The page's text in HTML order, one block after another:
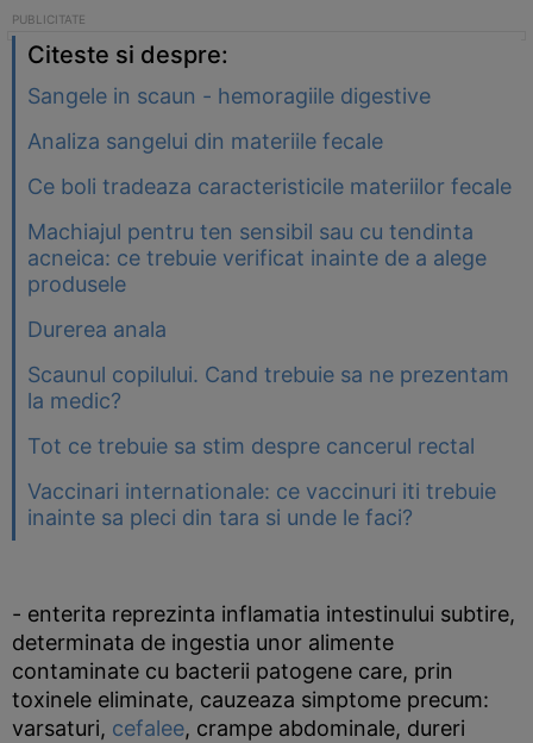
Citeste si despre:
Sangele in scaun - hemoragiile digestive
Analiza sangelui din materiile fecale
Ce boli tradeaza caracteristicile materiilor fecale
Machiajul pentru ten sensibil sau cu tendinta
acneica: ce trebuie verificat inainte de a alege
produsele
Durerea anala
Scaunul copilului. Cand trebuie sa ne prezentam
la medic?
Tot ce trebuie sa stim despre cancerul rectal
Vaccinari internationale: ce vaccinuri iti trebuie
inainte sa pleci din tara si unde le faci?
- enterita reprezinta inflamatia intestinului subtire,
determinata de ingestia unor alimente
contaminate cu bacterii patogene care, prin
toxinele eliminate, cauzeaza simptome precum:
varsaturi, cefalee, crampe abdominale, dureri